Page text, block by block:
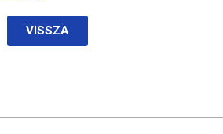
VISSZA